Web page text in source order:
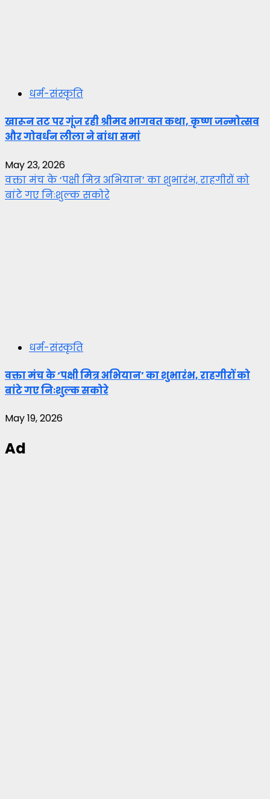
धर्म-संस्कृति
खारून तट पर गूंज रही श्रीमद भागवत कथा, कृष्ण जन्मोत्सव
और गोवर्धन लीला ने बांधा समां
May 23, 2026
वक्ता मंच के ‘पक्षी मित्र अभियान’ का शुभारंभ, राहगीरों को
बांटे गए निःशुल्क सकोरे
धर्म-संस्कृति
वक्ता मंच के ‘पक्षी मित्र अभियान’ का शुभारंभ, राहगीरों को
बांटे गए निःशुल्क सकोरे
May 19, 2026
Ad